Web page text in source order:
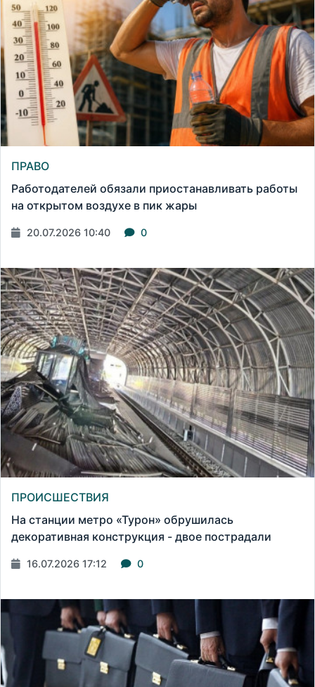
ПРАВО
Работодателей обязали приостанавливать работы
на открытом воздухе в пик жары
20.07.2026 10:40 0
ПРОИСШЕСТВИЯ
На станции метро «Турон» обрушилась
декоративная конструкция - двое пострадали
16.07.2026 17:12 0